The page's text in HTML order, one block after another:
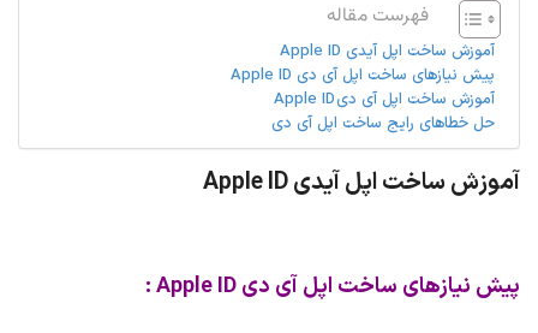
فهرست مقاله
آموزش ساخت اپل آیدی Apple ID
پیش نیازهای ساخت اپل آی دی Apple ID
آموزش ساخت اپل آی دی Apple ID
حل خطاهای رایج ساخت اپل آی دی
آموزش ساخت اپل آیدی Apple ID
پیش نیازهای ساخت اپل آی دی Apple ID :